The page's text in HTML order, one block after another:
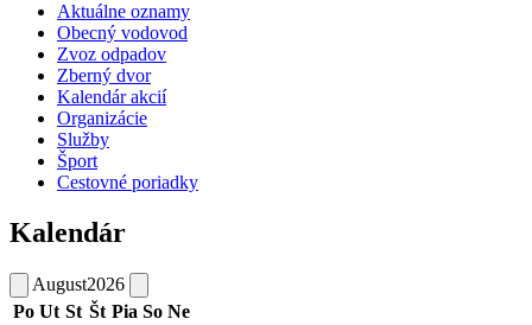
Aktuálne oznamy
Obecný vodovod
Zvoz odpadov
Zberný dvor
Kalendár akcií
Organizácie
Služby
Šport
Cestovné poriadky
Kalendár
August2026
Po Ut St Št Pia So Ne